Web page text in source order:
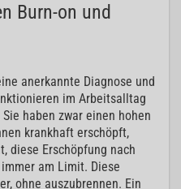
Burn-on und
anerkannte Diagnose und
im Arbeitsalltag
haben zwar einen hohen
krankhaft erschöpft,
diese Erschöpfung nach
am Limit. Diese
ohne auszubrennen. Ein